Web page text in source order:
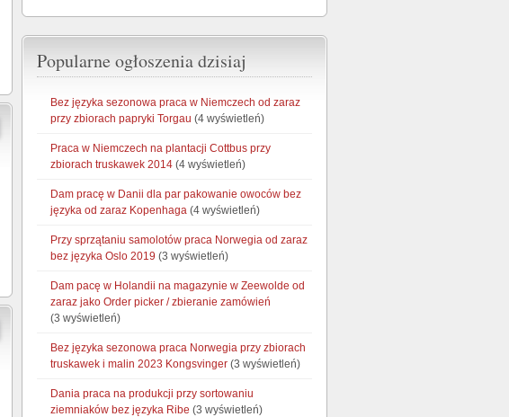
Popularne ogłoszenia dzisiaj
Bez języka sezonowa praca w Niemczech od zaraz
przy zbiorach papryki Torgau (4 wyświetleń)
Praca w Niemczech na plantacji Cottbus przy
zbiorach truskawek 2014 (4 wyświetleń)
Dam pracę w Danii dla par pakowanie owoców bez
języka od zaraz Kopenhaga (4 wyświetleń)
Przy sprzątaniu samolotów praca Norwegia od zaraz
bez języka Oslo 2019 (3 wyświetleń)
Dam pacę w Holandii na magazynie w Zeewolde od
zaraz jako Order picker / zbieranie zamówień
(3 wyświetleń)
Bez języka sezonowa praca Norwegia przy zbiorach
truskawek i malin 2023 Kongsvinger (3 wyświetleń)
Dania praca na produkcji przy sortowaniu
ziemniaków bez języka Ribe (3 wyświetleń)